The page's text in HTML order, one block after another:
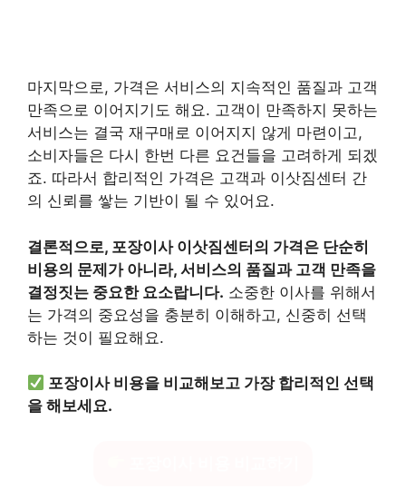
마지막으로, 가격은 서비스의 지속적인 품질과 고객
만족으로 이어지기도 해요. 고객이 만족하지 못하는
서비스는 결국 재구매로 이어지지 않게 마련이고,
소비자들은 다시 한번 다른 요건들을 고려하게 되겠
죠. 따라서 합리적인 가격은 고객과 이삿짐센터 간
의 신뢰를 쌓는 기반이 될 수 있어요.
결론적으로, 포장이사 이삿짐센터의 가격은 단순히
비용의 문제가 아니라, 서비스의 품질과 고객 만족을
결정짓는 중요한 요소랍니다. 소중한 이사를 위해서
는 가격의 중요성을 충분히 이해하고, 신중히 선택
하는 것이 필요해요.
포장이사 비용을 비교해보고 가장 합리적인 선택
을 해보세요.